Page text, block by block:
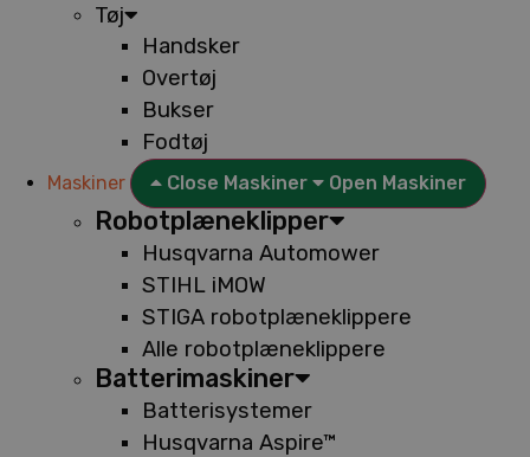
Tøj
Handsker
Overtøj
Bukser
Fodtøj
Maskiner Close Maskiner Open Maskiner
Robotplæneklipper
Husqvarna Automower
STIHL iMOW
STIGA robotplæneklippere
Alle robotplæneklippere
Batterimaskiner
Batterisystemer
Husqvarna Aspire™